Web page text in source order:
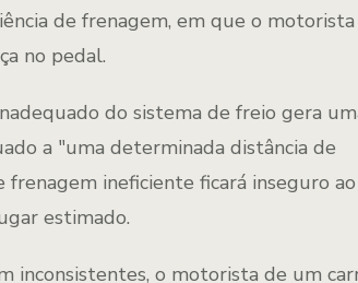
de frenagem, em que o motorista
no pedal.
do sistema de freio gera
a "uma determinada distância de
ineficiente ficará inseguro ao
estimado.
inconsistentes, o motorista de um